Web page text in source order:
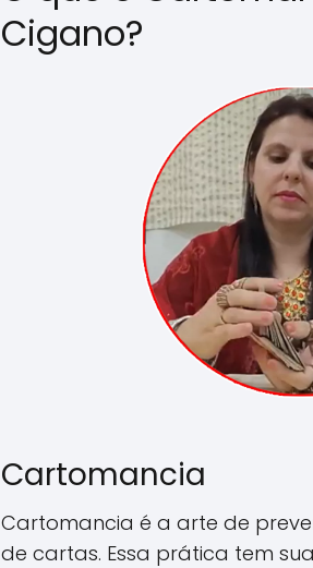
Cigano?
Cartomancia
Cartomancia é a arte de
de cartas. Essa prática tem